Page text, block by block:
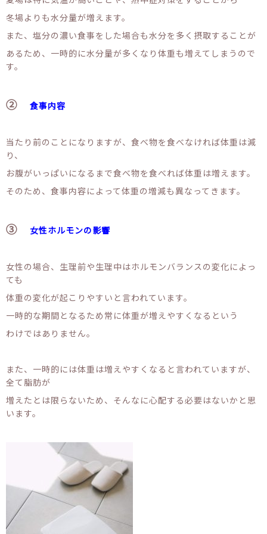
冬場よりも水分量が増えます。
また、塩分の濃い食事をした場合も水分を多く摂取することが
あるため、一時的に水分量が多くなり体重も増えてしまうので
す。
② 食事内容
当たり前のことになりますが、食べ物を食べなければ体重は減
り、
お腹がいっぱいになるまで食べ物を食べれば体重は増えます。
そのため、食事内容によって体重の増減も異なってきます。
③ 女性ホルモンの影響
女性の場合、生理前や生理中はホルモンバランスの変化によっ
ても
体重の変化が起こりやすいと言われています。
一時的な期間となるため常に体重が増えやすくなるという
わけではありません。
また、一時的には体重は増えやすくなると言われていますが、
全て脂肪が
増えたとは限らないため、そんなに心配する必要はないかと思
います。